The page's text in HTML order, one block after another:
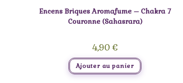
Encens Briques Aromafume – Chakra 7
Couronne (Sahasrara)
4,90€
Ajouter au panier